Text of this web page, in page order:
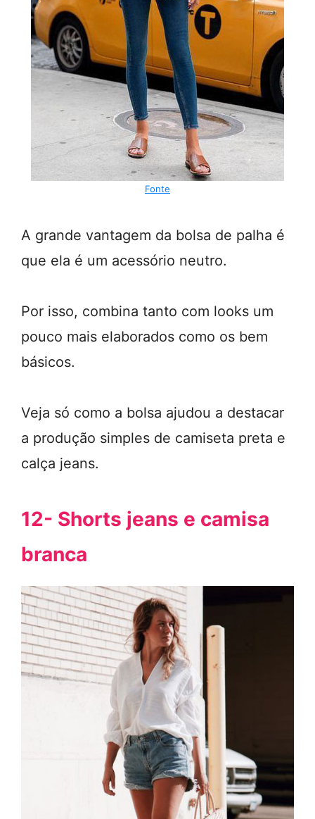
Fonte
A grande vantagem da bolsa de palha é
que ela é um acessório neutro.
Por isso, combina tanto com looks um
pouco mais elaborados como os bem
básicos.
Veja só como a bolsa ajudou a destacar
a produção simples de camiseta preta e
calça jeans.
12- Shorts jeans e camisa
branca